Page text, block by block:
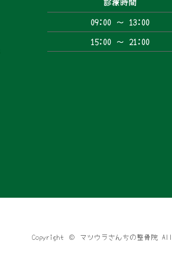
09:00 〜 13:00
15:00 〜 21:00
Copyright © マツウラさんちの整骨院